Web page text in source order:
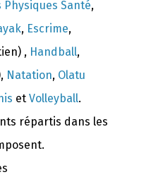
Physiques Santé,
, Escrime,
, Handball,
Natation, Olatu
et Volleyball.
répartis dans les